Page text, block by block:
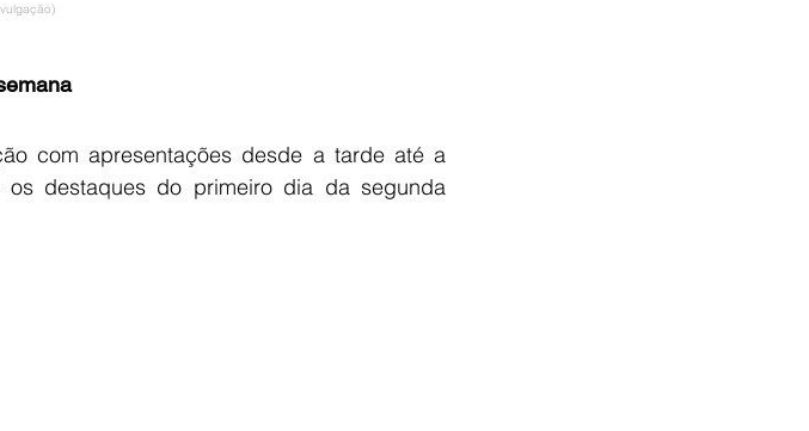
com apresentações desde a tarde até a
destaques do primeiro dia da segunda